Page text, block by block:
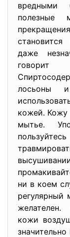
вредными
полезные
становится
даже
лосьоны
кожей. Кожу
мытье.
ни в коем
регулярный
желателен.
кожи